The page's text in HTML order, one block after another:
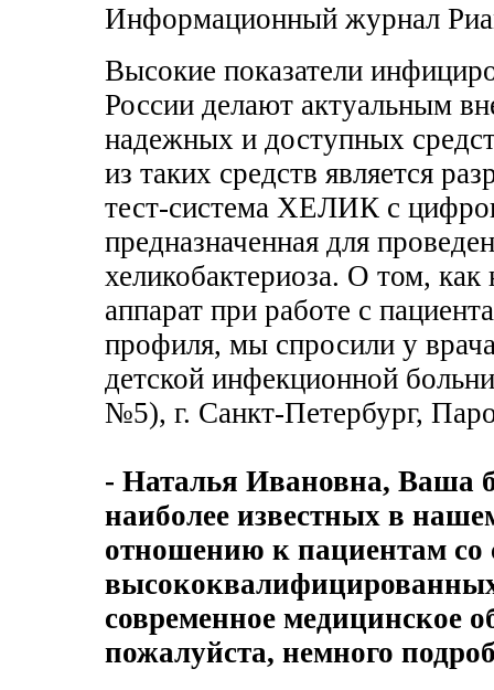
Информационный журнал
Высокие показатели
России делают актуальным
надежных и доступных
из таких средств является
тест-система ХЕЛИК с
предназначенная для
хеликобактериоза. О том,
аппарат при работе с
профиля, мы спросили у
детской инфекционной
№5), г. Санкт-Петербург,
- Наталья Ивановна, Ваша
наиболее известных в
отношению к пациентам со
современное медицинское
пожалуйста, немного